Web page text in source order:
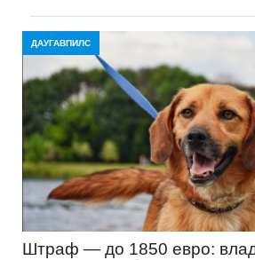
ДАУГАВПИЛС
Штраф — до 1850 евро: